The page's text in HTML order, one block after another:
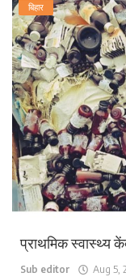
बिहार
प्राथमिक स्वास्थ्य
Sub editor Aug 5,